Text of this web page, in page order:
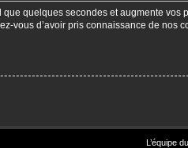
quelques secondes et augmente
vous d’avoir pris connaissance de nos
L’équipe